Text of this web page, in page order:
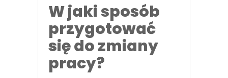
W jaki sposób
przygotować
się do zmiany
pracy?